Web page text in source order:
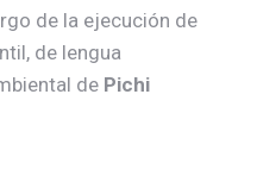
de la ejecución de
de lengua
de Pichi